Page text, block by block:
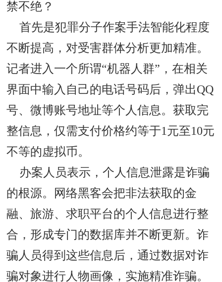
禁不绝？
首先是犯罪分子作案手法智能化程度
不断提高，对受害群体分析更加精准。
记者进入一个所谓“机器人群”，在相关
界面中输入自己的电话号码后，弹出QQ
号、微博账号地址等个人信息。获取完
整信息，仅需支付价格约等于1元至10元
不等的虚拟币。
办案人员表示，个人信息泄露是诈骗
的根源。网络黑客会把非法获取的金
融、旅游、求职平台的个人信息进行整
合，形成专门的数据库并不断更新。诈
骗人员得到这些信息后，通过数据对诈
骗对象进行人物画像，实施精准诈骗。